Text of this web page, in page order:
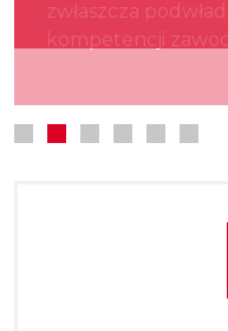
zwłaszcza
kompetencji
kultury.
najmłodszych.